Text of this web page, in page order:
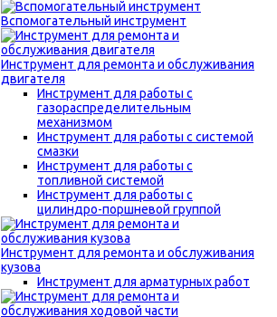
Вспомогательный инструмент
Инструмент для ремонта и обслуживания
двигателя
Инструмент для работы с
газораспределительным
механизмом
Инструмент для работы с системой
смазки
Инструмент для работы с
топливной системой
Инструмент для работы с
цилиндро-поршневой группой
Инструмент для ремонта и обслуживания
кузова
Инструмент для арматурных работ